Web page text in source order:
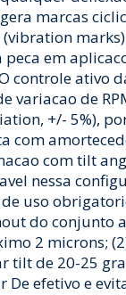
marcas
em
controle ativo
variacao de
+/- 5%),
com
com tilt
nessa
uso
do conjunto
2 microns;
tilt de 20-25
De efetivo e